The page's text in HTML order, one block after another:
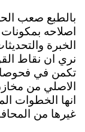
بالطبع صعب
اصلاحه
الخبرة
نري ان نقاط
تكمن في
الاصلي من
انها الخطوات
غيرها من